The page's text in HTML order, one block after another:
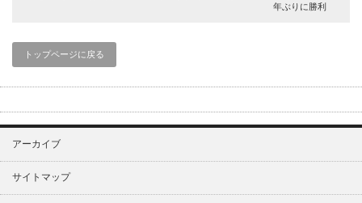
年ぶりに勝利
トップページに戻る
アーカイブ
サイトマップ